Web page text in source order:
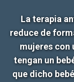
La terapia
reduce de
mujeres con
tengan un
que dicho